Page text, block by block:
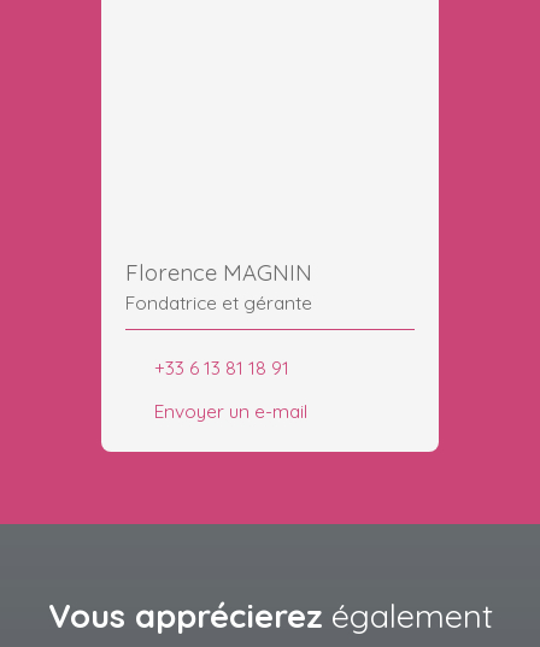
Florence MAGNIN
Fondatrice et gérante
+33 6 13 81 18 91
Envoyer un e-mail
Vous apprécierez également